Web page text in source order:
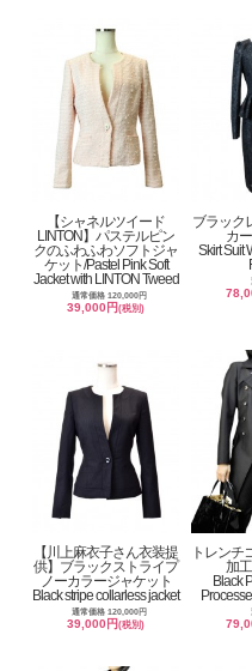
【シャネルツイード
LINTON】パステルピン
クのふわふわソフトジャ
ケット/Pastel Pink Soft
Jacket with LINTON Tweed
通常価格 120,000円
39,000円(税別)
ブラック
カ
Skirt Suit
【川上麻衣子さん衣装提
供】ブラックストライプ
ノーカラージャケット
Black stripe collarless jacket
通常価格 120,000円
39,000円(税別)
トレンチ
加
Black